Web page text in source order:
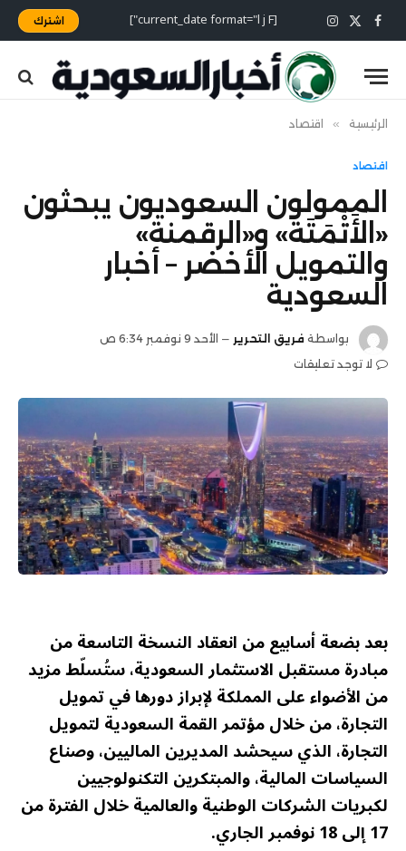
فيسبوك
X
(Twitter)
الانستغرام [current_date format="l j F"] اشترك
الرئيسية » اقتصاد
اقتصاد
الممولون السعوديون يبحثون
«الأَتْمَتَة» و«الرقمنة»
والتمويل الأخضر – أخبار
السعودية
بواسطة فريق التحرير
الأحد 9 نوفمبر 6:34 ص
لا توجد تعليقات
بعد بضعة أسابيع من انعقاد النسخة التاسعة من
مبادرة مستقبل الاستثمار السعودية، ستُسلّط مزيد
من الأضواء على المملكة لإبراز دورها في تمويل
التجارة، من خلال مؤتمر القمة السعودية لتمويل
التجارة، الذي سيحشد المديرين الماليين، وصناع
السياسات المالية، والمبتكرين التكنولوجيين
لكبريات الشركات الوطنية والعالمية خلال الفترة من
17 إلى 18 نوفمبر الجاري.